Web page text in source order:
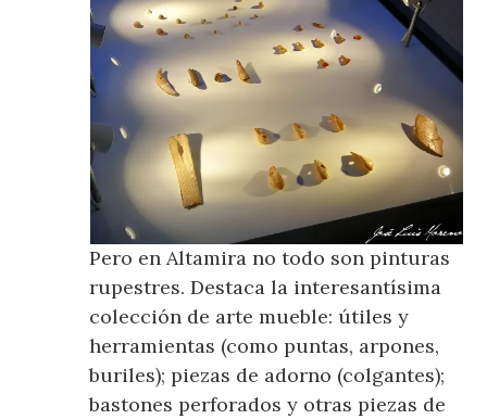
Pero en Altamira no todo son pinturas
rupestres. Destaca la interesantísima
colección de arte mueble: útiles y
herramientas (como puntas, arpones,
buriles); piezas de adorno (colgantes);
bastones perforados y otras piezas de